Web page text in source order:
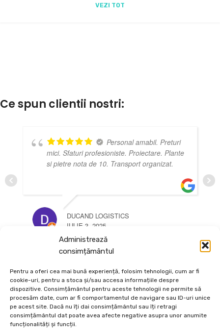
Administrează
consimțământul
Pentru a oferi cea mai bună experiență, folosim tehnologii, cum ar fi
cookie-uri, pentru a stoca și/sau accesa informațiile despre
dispozitive. Consimțământul pentru aceste tehnologii ne permite să
procesăm date, cum ar fi comportamentul de navigare sau ID-uri unice
pe acest site. Dacă nu îți dai consimțământul sau îți retragi
consimțământul dat poate avea afecte negative asupra unor anumite
funcționalități și funcții.
VEZI TOT
Ce spun clientii nostri:
Personal amabil. Preturi
mici. Sfaturi profesioniste. Proiectare. Plante
si pietre nota de 10. Transport organizat.
DUCAND LOGISTICS
IULIE 3, 2025
Depozit En-Gross și En-Detail